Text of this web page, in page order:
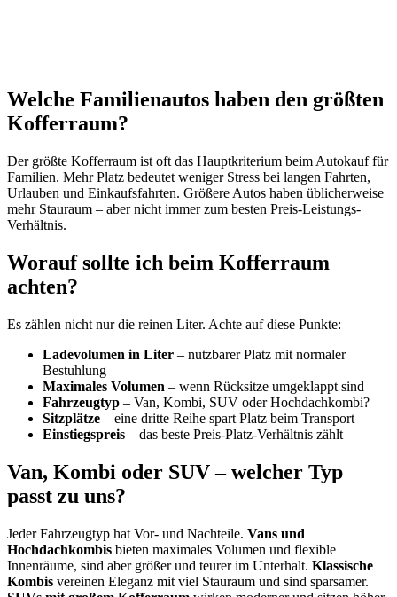
Welche Familienautos haben den größten
Kofferraum?
Der größte Kofferraum ist oft das Hauptkriterium beim Autokauf für
Familien. Mehr Platz bedeutet weniger Stress bei langen Fahrten,
Urlauben und Einkaufsfahrten. Größere Autos haben üblicherweise
mehr Stauraum – aber nicht immer zum besten Preis-Leistungs-
Verhältnis.
Worauf sollte ich beim Kofferraum
achten?
Es zählen nicht nur die reinen Liter. Achte auf diese Punkte:
Ladevolumen in Liter – nutzbarer Platz mit normaler
Bestuhlung
Maximales Volumen – wenn Rücksitze umgeklappt sind
Fahrzeugtyp – Van, Kombi, SUV oder Hochdachkombi?
Sitzplätze – eine dritte Reihe spart Platz beim Transport
Einstiegspreis – das beste Preis-Platz-Verhältnis zählt
Van, Kombi oder SUV – welcher Typ
passt zu uns?
Jeder Fahrzeugtyp hat Vor- und Nachteile. Vans und
Hochdachkombis bieten maximales Volumen und flexible
Innenräume, sind aber größer und teurer im Unterhalt. Klassische
Kombis vereinen Eleganz mit viel Stauraum und sind sparsamer.